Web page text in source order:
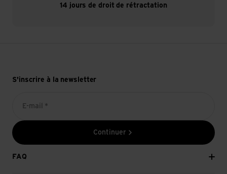
14 jours de droit de rétractation
S'inscrire à la newsletter
E-mail *
Continuer
FAQ